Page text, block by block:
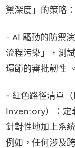
禦深度」的策略：
- AI 驅動的防禦
流程污染」，測
環節的審批韌性 。
- 紅色路徑清單
Inventory）：定
針對性地加上系
例如，任何涉及